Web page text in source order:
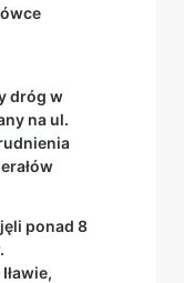
dróg w
na ul.
ponad 8